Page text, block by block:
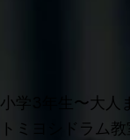
小学3年生〜大人
トミヨシドラム